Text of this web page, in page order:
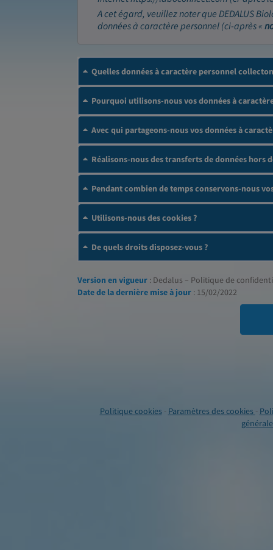
A cet égard, veuillez noter que DEDALUS
données à caractère personnel (ci-après «
Quelles données à caractère personnel
Pourquoi utilisons-nous vos données à
Avec qui partageons-nous vos données à
Réalisons-nous des transferts de données hors
Pendant combien de temps conservons-nous
Utilisons-nous des cookies ?
De quels droits disposez-vous ?
Version en vigueur : Dedalus – Politique de
Date de la dernière mise à jour : 15/02/2022
Politique cookies- Paramètres des cookies -